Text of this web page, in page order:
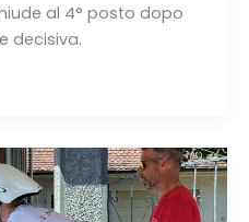
al 4° posto dopo
decisiva.